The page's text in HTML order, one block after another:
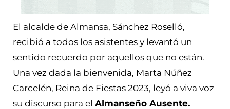
El alcalde de Almansa, Sánchez Roselló,
recibió a todos los asistentes y levantó un
sentido recuerdo por aquellos que no están.
Una vez dada la bienvenida, Marta Núñez
Carcelén, Reina de Fiestas 2023, leyó a viva voz
su discurso para el Almanseño Ausente.